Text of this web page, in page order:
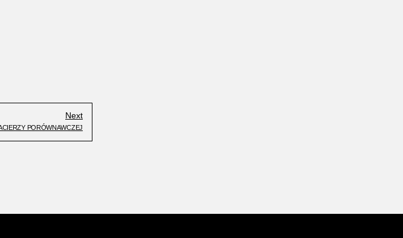
Next
PORÓWNAWCZEJ